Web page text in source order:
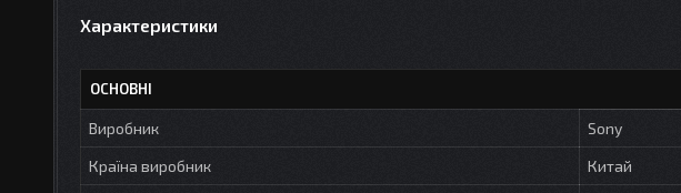
Характеристики
ОСНОВНІ
Виробник
Sony
Країна виробник
Китай